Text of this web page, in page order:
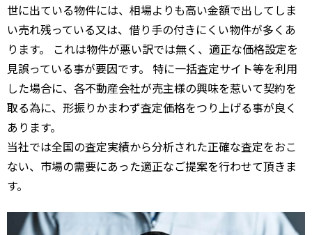
世に出ている物件には、相場よりも高い金額で出してしま
い売れ残っている又は、借り手の付きにくい物件が多くあ
ります。 これは物件が悪い訳では無く、適正な価格設定を
見誤っている事が要因です。 特に一括査定サイト等を利用
した場合に、各不動産会社が売主様の興味を惹いて契約を
取る為に、形振りかまわず査定価格をつり上げる事が良く
あります。
当社では全国の査定実績から分析された正確な査定をおこ
ない、市場の需要にあった適正なご提案を行わせて頂きま
す。